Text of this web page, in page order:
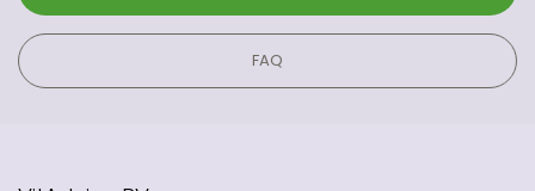
FAQ